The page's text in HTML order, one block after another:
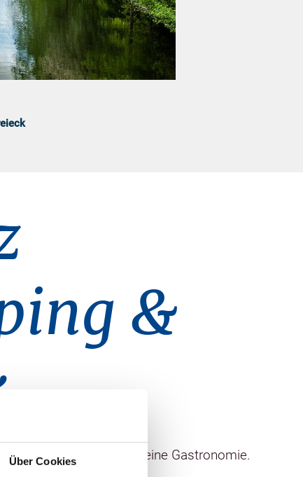
Über Cookies
&
Radverleih sowie kleine Gastronomie.